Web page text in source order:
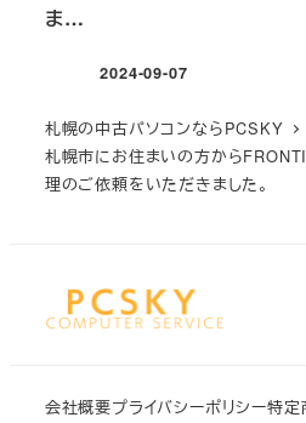
ま…
投稿日
2024-09-07
札幌の中古パソコンならPCSKY
札幌市にお住まいの方から
理のご依頼をいただきました。
会社概要プライバシーポリシー特定